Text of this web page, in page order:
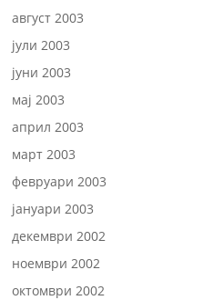
август 2003
јули 2003
јуни 2003
мај 2003
април 2003
март 2003
февруари 2003
јануари 2003
декември 2002
ноември 2002
октомври 2002